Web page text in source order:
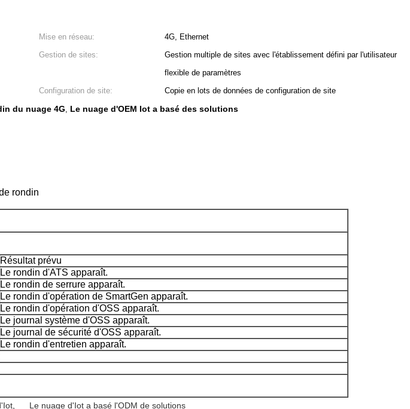
Mise en réseau:
4G, Ethernet
Gestion de sites:
Gestion multiple de sites avec l'établissement défini par l'utilisateur
flexible de paramètres
Configuration de site:
Copie en lots de données de configuration de site
du nuage 4G, Le nuage d'OEM Iot a basé des solutions
rondin
Résultat prévu
Le rondin d'ATS apparaît.
Le rondin de serrure apparaît.
Le rondin d'opération de SmartGen apparaît.
Le rondin d'opération d'OSS apparaît.
Le journal système d'OSS apparaît.
Le journal de sécurité d'OSS apparaît.
Le rondin d'entretien apparaît.
Le nuage d'Iot a basé l'ODM de solutions